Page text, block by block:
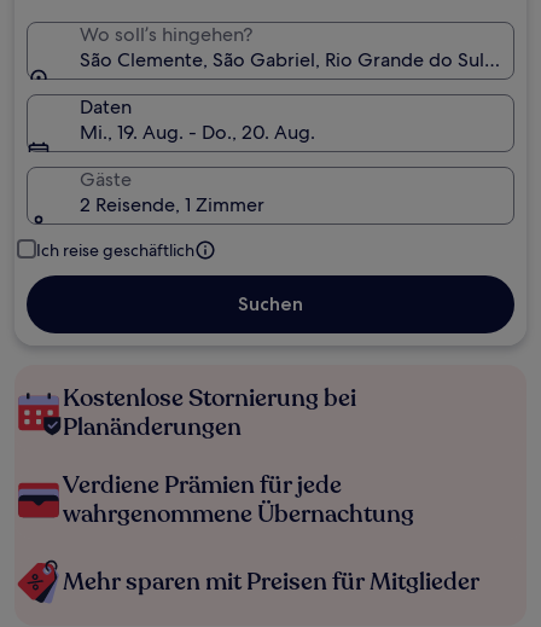
Wo soll’s hingehen?
São Clemente, São Gabriel, Rio Grande do Sul,
Daten
Mi., 19. Aug. - Do., 20. Aug.
Gäste
2 Reisende, 1 Zimmer
Ich reise geschäftlich
Suchen
Kostenlose Stornierung bei
Planänderungen
Verdiene Prämien für jede
wahrgenommene Übernachtung
Mehr sparen mit Preisen für Mitglieder